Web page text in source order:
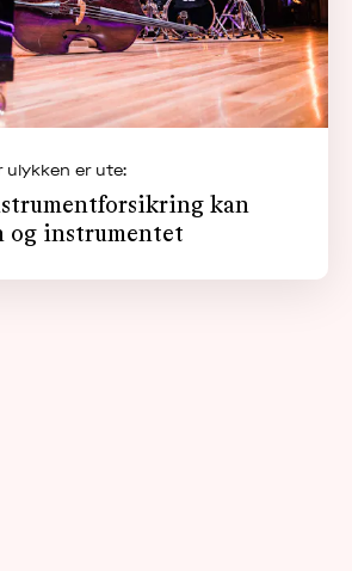
ulykken er ute:
kan
og instrumentet